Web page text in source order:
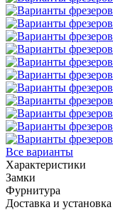
Все варианты
Характеристики
Замки
Фурнитура
Доставка и установка